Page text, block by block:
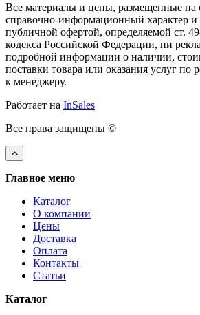
Все материалы и цены, размещенные на
справочно-информационный характер и
публичной офертой, определяемой ст.
кодекса Российской Федерации, ни
подробной информации о наличии,
поставки товара или оказания услуг по
к менеджеру.
Работает на InSales
Все права защищены ©
Главное меню
Каталог
О компании
Цены
Доставка
Оплата
Контакты
Статьи
Каталог